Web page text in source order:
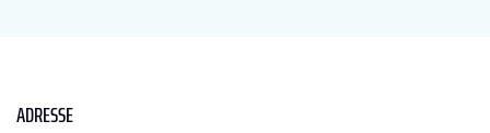
ADRESSE